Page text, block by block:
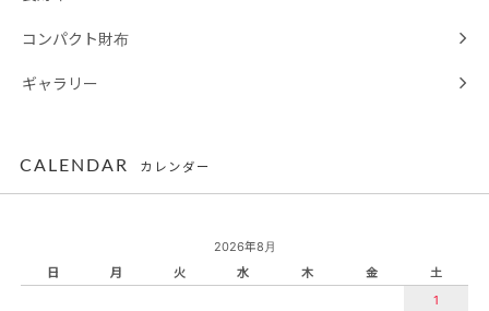
コンパクト財布
ギャラリー
CALENDAR カレンダー
2026年8月
日
月 火 水 木 金
土
1